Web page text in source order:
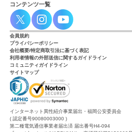
コンテンツ一覧
会員規約
プライバシーポリシー
会社概要/特定商取引法に基づく表記
利用者情報の外部送信に関するガイドライン
コミュニティガイドライン
サイトマップ
インターネット異性紹介事業届出・福岡公安委員会
( 認定番号90080003000 )
第二種電気通信事業者届出済 届出番号H4-094